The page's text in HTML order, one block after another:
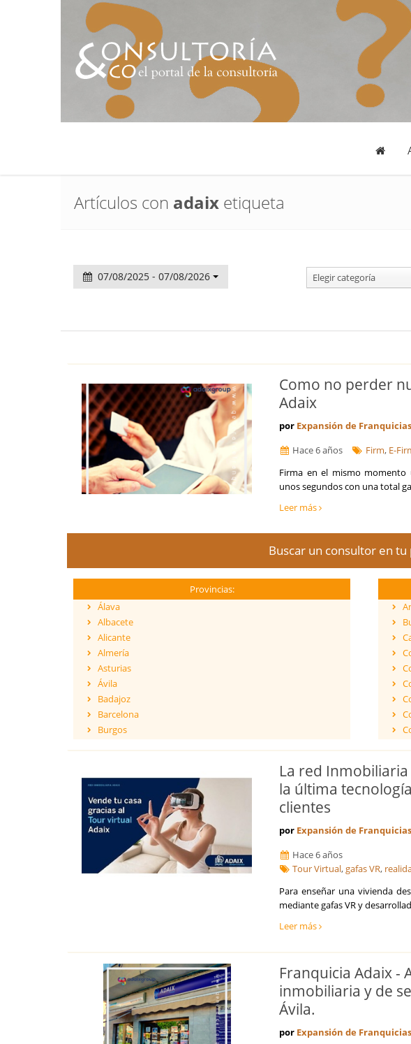
Artículos con adaix etiqueta
07/08/2025 - 07/08/2026 Elegir categoría
Como no perder
Adaix
por Expansión de Franquicias
Hace 6 años
Firm, E-
Firma en el mismo
unos segundos con una total
Leer más
Buscar un consultor en tu
Provincias:
Álava
Albacete
Alicante
Almería
Asturias
Ávila
Badajoz
Barcelona
Burgos
Cantabria
Ceuta
Ciudad Real
Córdoba
Cuenca
Girona
Jaén
La Coruña
La Rioja
Las Palmas
León
La red
la última
clientes
por Expansión de Franquicias
Hace 6 años
Tour Virtual,gafas VR,
Para enseñar una vivienda
mediante gafas VR y
Leer más
Franquicia Adaix -
inmobiliaria y de
Ávila.
por Expansión de Franquicias